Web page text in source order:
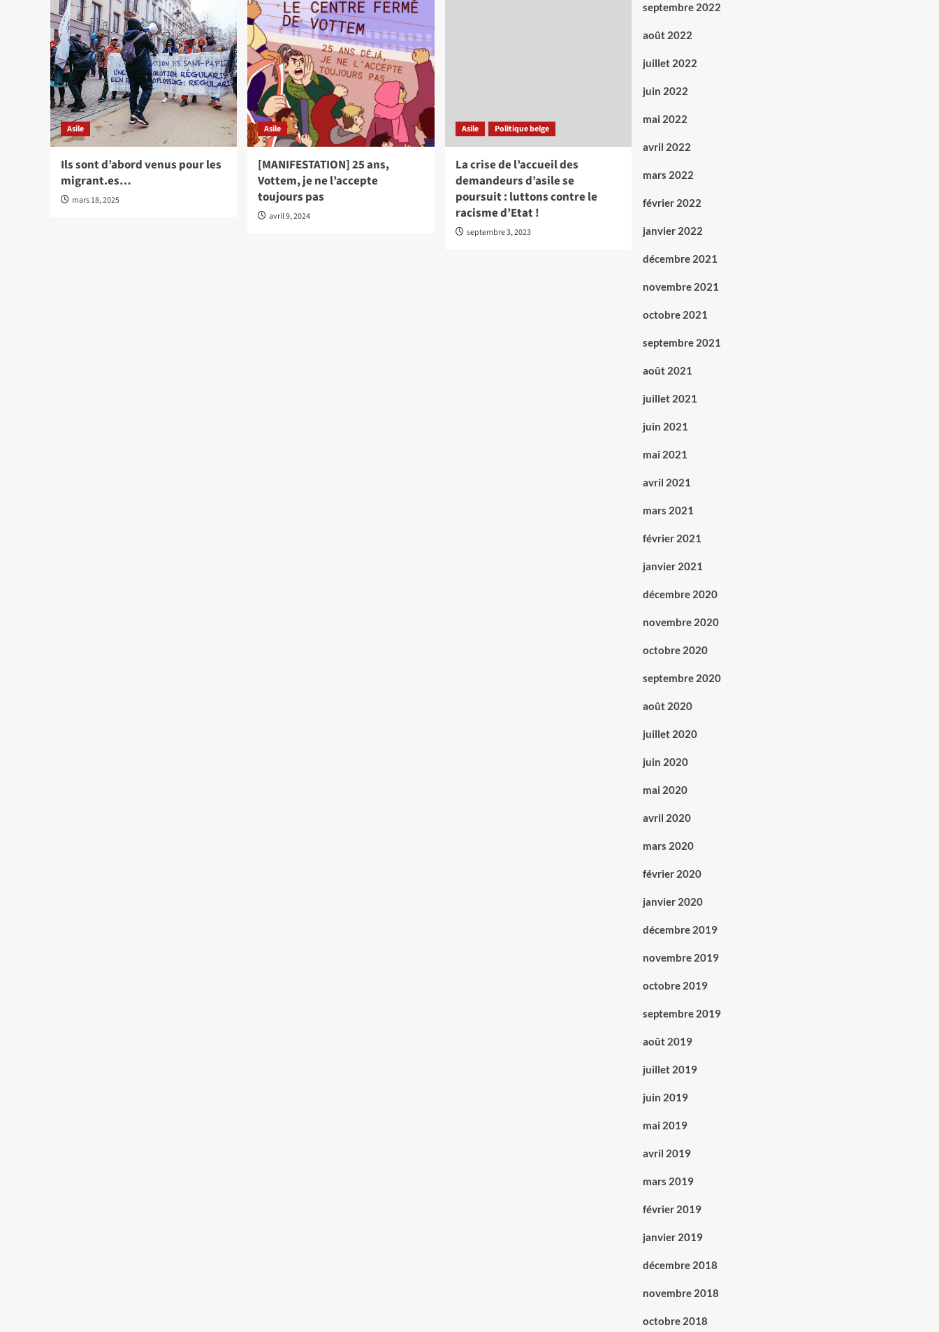
Asile
Ils sont d’abord venus pour les
migrant.es…
mars 18, 2025
Asile
[MANIFESTATION] 25 ans,
Vottem, je ne l’accepte
toujours pas
avril 9, 2024
Asile Politique belge
La crise de l’accueil des
demandeurs d’asile se
poursuit : luttons contre le
racisme d’Etat !
septembre 3, 2023
septembre 2022
août 2022
juillet 2022
juin 2022
mai 2022
avril 2022
mars 2022
février 2022
janvier 2022
décembre 2021
novembre 2021
octobre 2021
septembre 2021
août 2021
juillet 2021
juin 2021
mai 2021
avril 2021
mars 2021
février 2021
janvier 2021
décembre 2020
novembre 2020
octobre 2020
septembre 2020
août 2020
juillet 2020
juin 2020
mai 2020
avril 2020
mars 2020
février 2020
janvier 2020
décembre 2019
novembre 2019
octobre 2019
septembre 2019
août 2019
juillet 2019
juin 2019
mai 2019
avril 2019
mars 2019
février 2019
janvier 2019
décembre 2018
novembre 2018
octobre 2018